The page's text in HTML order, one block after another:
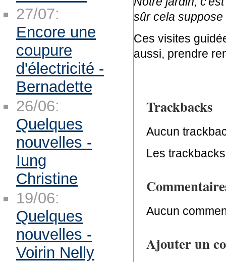
sûr cela suppose
Ces visites
aussi, prendre
Trackbacks
Aucun
Les
Aucun
Ajouter un
27/07:
Encore une
coupure
d'électricité -
Bernadette
26/06:
Quelques
nouvelles -
Iung
Christine
19/06:
Quelques
nouvelles -
Voirin Nelly